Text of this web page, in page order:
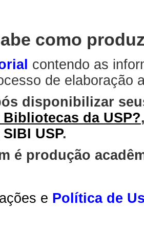
como
contendo as
de elaboração
disponibilizar
da USP?
USP.
é produção
e Política de